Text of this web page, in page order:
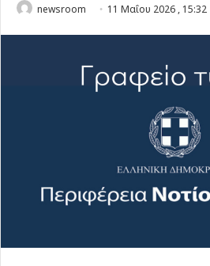
newsroom 11 Μαΐου 2026 , 15:32